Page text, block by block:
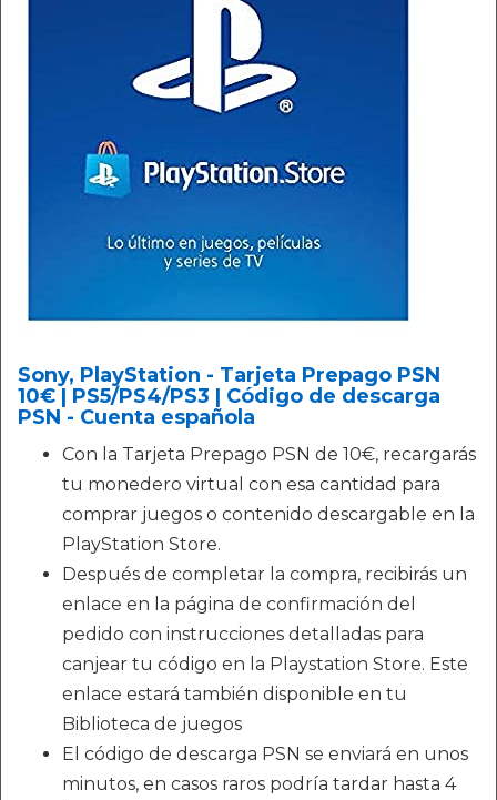
Sony, PlayStation - Tarjeta Prepago PSN
10€ | PS5/PS4/PS3 | Código de descarga
PSN - Cuenta española
Con la Tarjeta Prepago PSN de 10€, recargarás
tu monedero virtual con esa cantidad para
comprar juegos o contenido descargable en la
PlayStation Store.
Después de completar la compra, recibirás un
enlace en la página de confirmación del
pedido con instrucciones detalladas para
canjear tu código en la Playstation Store. Este
enlace estará también disponible en tu
Biblioteca de juegos
El código de descarga PSN se enviará en unos
minutos, en casos raros podría tardar hasta 4